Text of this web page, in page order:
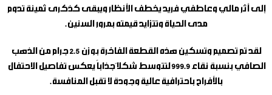
إلى أثر مالي وعاطفي فريد يخطف الأنظار ويبقى كذكرى ثمينة تدوم
مدى الحياة وتتزايد قيمته بمرور السنين.
لقد تم تصميم وتسكين هذه القطعة الفاخرة بوزن 2.5 جرام من الذهب
الصافي بنسبة نقاء 999.9 لتتوسط شكلاً جذاباً يعكس تفاصيل الاحتفال
بالأفراح باحترافية عالية وجودة لا تقبل المنافسة.